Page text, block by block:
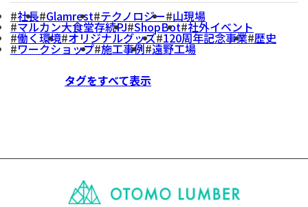
社長 Glamrest テクノロジー 山現場
マルカン大食堂存続PJ ShopBot 社外イベント
働く環境 オリジナルグッズ 120周年記念事業 歴史
ワークショップ 施工事例 遠野工場
タグをすべて表示